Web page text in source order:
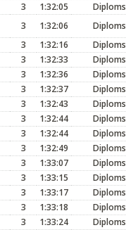
3 1:32:05
Diploms
3 1:32:06
Diploms
3 1:32:16
Diploms
3 1:32:33
Diploms
3 1:32:36
Diploms
3 1:32:37
Diploms
3 1:32:43
Diploms
3 1:32:44
Diploms
3 1:32:44
Diploms
3 1:32:49
Diploms
3 1:33:07
Diploms
3 1:33:15
Diploms
3 1:33:17
Diploms
3 1:33:18
Diploms
3 1:33:24
Diploms